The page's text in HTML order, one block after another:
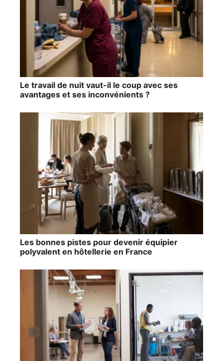
Le travail de nuit vaut-il le coup avec ses
avantages et ses inconvénients ?
Les bonnes pistes pour devenir équipier
polyvalent en hôtellerie en France